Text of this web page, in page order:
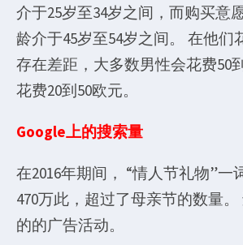
介于25岁至34岁之间，而购买意
龄介于45岁至54岁之间。 在他们
存在差距，大多数男性会花费50
花费20到50欧元。
Google上的搜索量
在2016年期间， “情人节礼物”一
470万此，超过了母亲节的数量
的的广告活动。